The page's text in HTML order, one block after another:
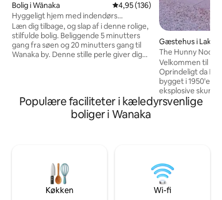
Bolig i Wānaka 4,95 ud af 5 i gennemsnitlig
4,95 (136)
Hyggeligt hjem med indendørs
pejs/udendørs terrasse
Læn dig tilbage, og slap af i denne rolige,
stilfulde bolig. Beliggende 5 minutters
gang fra søen og 20 minutters gang til
Wanaka by. Denne stille perle giver dig
på dig! Der er sørget for komfort under
dit ophold med 3 stilfulde queen-size
soveværelser, et fuldt udstyret køkken
Gæstehus i Lake
The Hunny Nook.
Velkommen til
Oprindeligt da
bygget i
eksplosive skur.
isoleret med
15 minutter til
spisesteder.
velkomne ved
på stedet med 3
Populære faciliteter i kæledyrsvenlige
boliger i Wanaka
Køkken Wi-fi